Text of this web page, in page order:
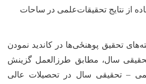
از نتایج تحقیقات‌علمی در ساحات
های تحقیق پوهنځیها در کاندید نمودن
تحقیقی سال، مطابق طرزالعمل گزینش
– تحقیقی سال در تحصیلات عالی